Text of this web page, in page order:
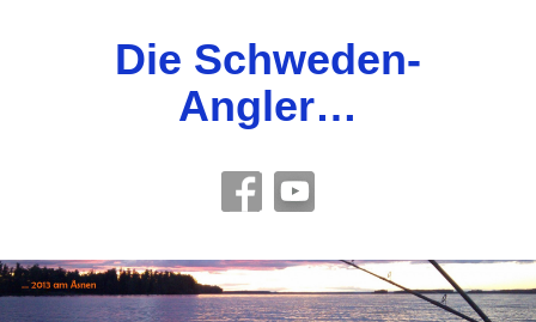
Die Schweden-
Angler…